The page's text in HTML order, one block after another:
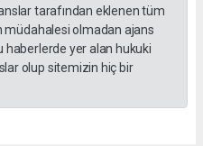
tarafından eklenen tüm
müdahalesi olmadan ajans
haberlerde yer alan hukuki
olup sitemizin hiç bir